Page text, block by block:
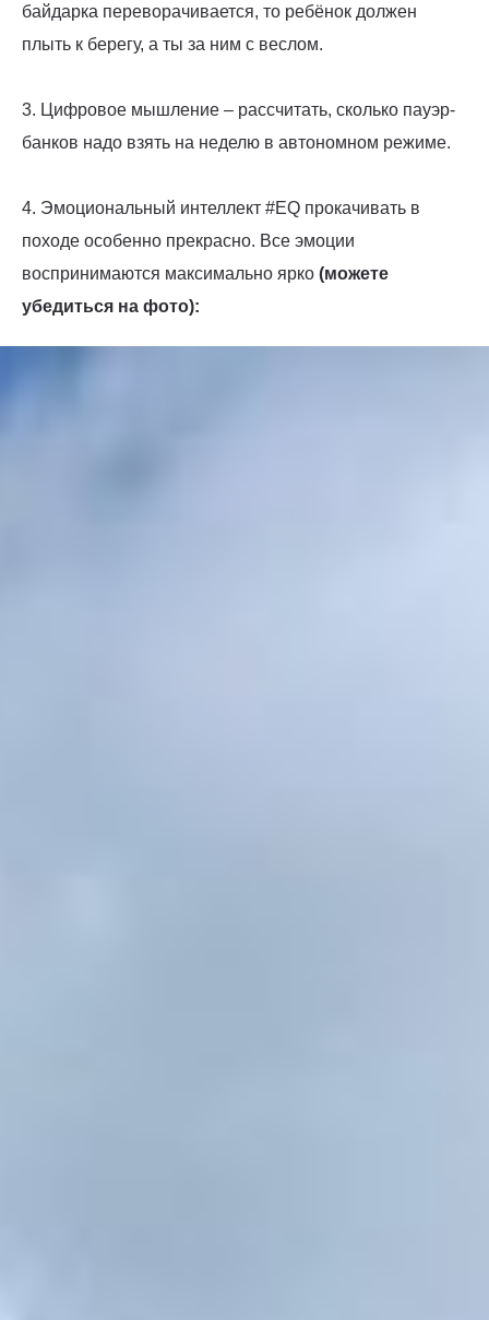
байдарка переворачивается, то ребёнок должен
плыть к берегу, а ты за ним с веслом.
3. Цифровое мышление – рассчитать, сколько пауэр-
банков надо взять на неделю в автономном режиме.
4. Эмоциональный интеллект #EQ прокачивать в
походе особенно прекрасно. Все эмоции
воспринимаются максимально ярко (можете
убедиться на фото):